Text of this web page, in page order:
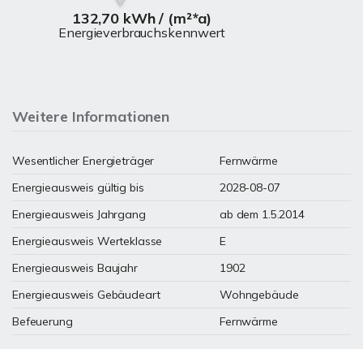
132,70 kWh / (m²*a)
Energieverbrauchskennwert
Weitere Informationen
Wesentlicher Energieträger
Fernwärme
Energieausweis gültig bis
2028-08-07
Energieausweis Jahrgang
ab dem 1.5.2014
Energieausweis Werteklasse
E
Energieausweis Baujahr
1902
Energieausweis Gebäudeart
Wohngebäude
Befeuerung
Fernwärme